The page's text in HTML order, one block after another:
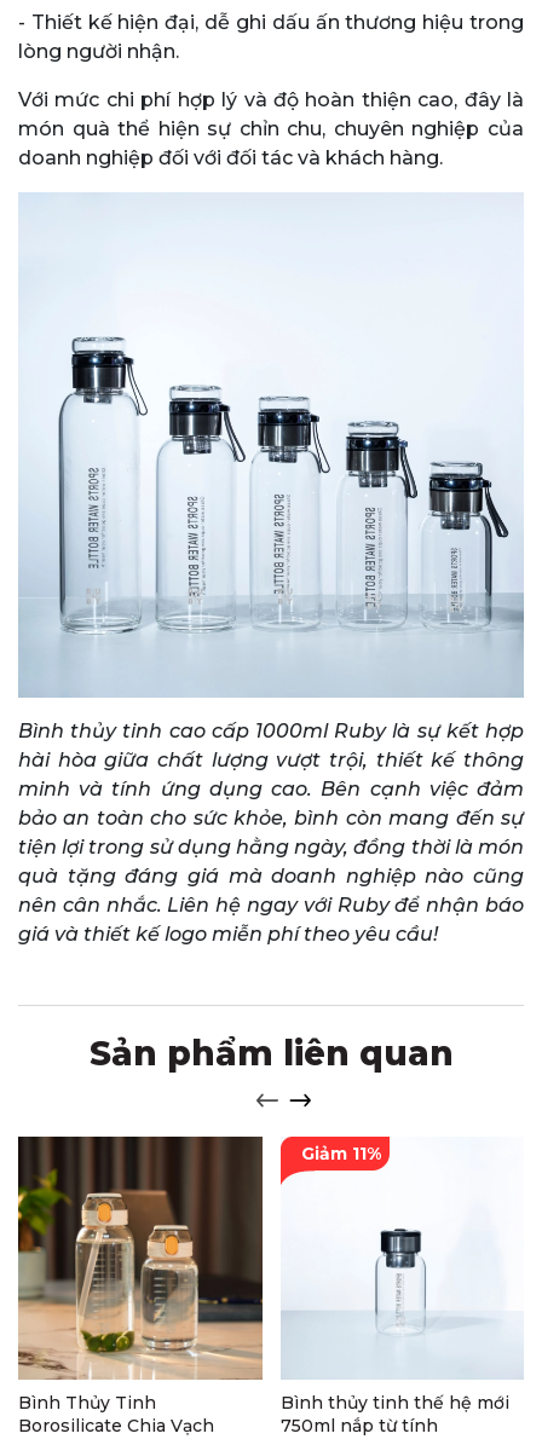
- Thiết kế hiện đại, dễ ghi dấu ấn thương hiệu trong
lòng người nhận.
Với mức chi phí hợp lý và độ hoàn thiện cao, đây là
món quà thể hiện sự chỉn chu, chuyên nghiệp của
doanh nghiệp đối với đối tác và khách hàng.
Bình thủy tinh cao cấp 1000ml Ruby là sự kết hợp
hài hòa giữa chất lượng vượt trội, thiết kế thông
minh và tính ứng dụng cao. Bên cạnh việc đảm
bảo an toàn cho sức khỏe, bình còn mang đến sự
tiện lợi trong sử dụng hằng ngày, đồng thời là món
quà tặng đáng giá mà doanh nghiệp nào cũng
nên cân nhắc. Liên hệ ngay với Ruby để nhận báo
giá và thiết kế logo miễn phí theo yêu cầu!
Sản phẩm liên quan
Bình Thủy Tinh
Borosilicate Chia Vạch
Giảm 11%
Bình thủy tinh thế hệ mới
750ml nắp từ tính